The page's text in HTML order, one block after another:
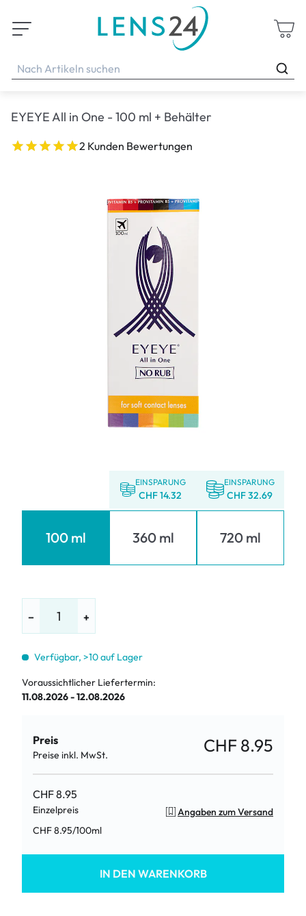
EYEYE All in One - 100 ml + Behälter
2 Kunden Bewertungen
100 ml
EINSPARUNG
CHF 14.32
360 ml
EINSPARUNG
CHF 32.69
720 ml
− +
Verfügbar, >10 auf Lager
Voraussichtlicher Liefertermin:
11.08.2026 - 12.08.2026
Preis
Preise inkl. MwSt. CHF 8.95
CHF 8.95
Einzelpreis
CHF 8.95/100ml
Angaben zum Versand
IN DEN WARENKORB